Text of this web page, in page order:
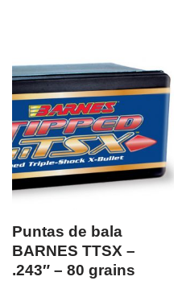
Puntas de bala
BARNES TTSX –
.243″ – 80 grains